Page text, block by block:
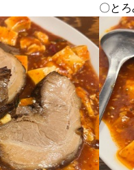
〇と